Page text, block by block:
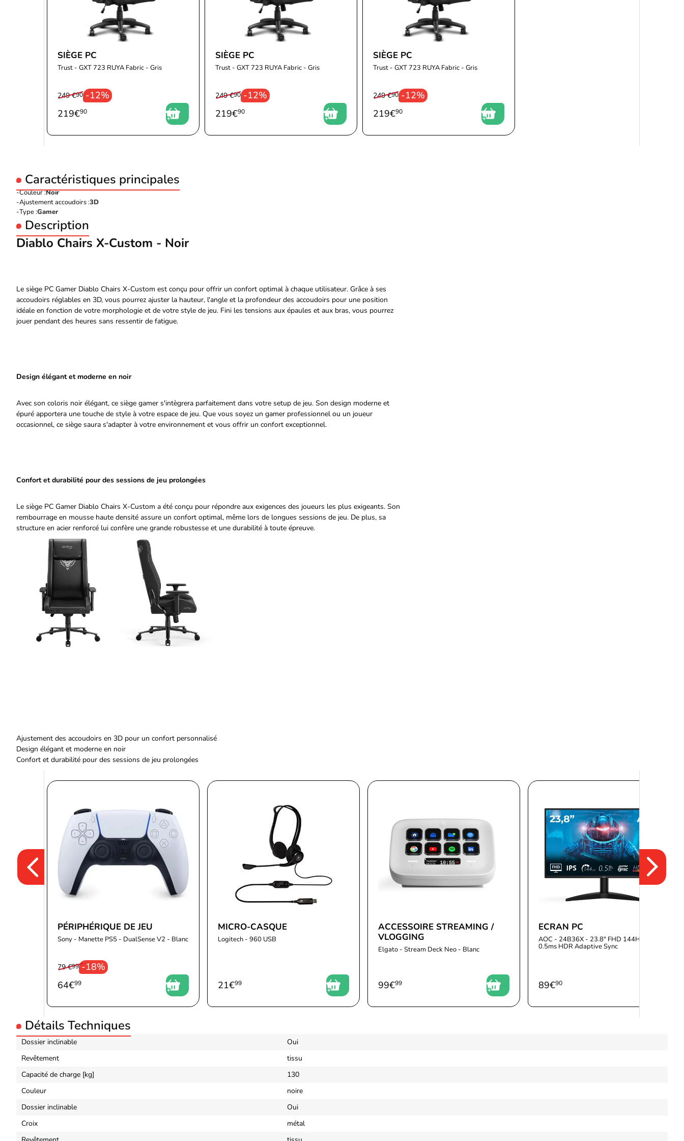
Description
Diablo Chairs X-Custom - Noir
Le siège PC Gamer Diablo Chairs X-Custom est conçu pour offrir un confort optimal à chaque utilisateur. Grâce à ses
accoudoirs réglables en 3D, vous pourrez ajuster la hauteur, l'angle et la profondeur des accoudoirs pour une position
idéale en fonction de votre morphologie et de votre style de jeu. Fini les tensions aux épaules et aux bras, vous pourrez
jouer pendant des heures sans ressentir de fatigue.
Design élégant et moderne en noir
Avec son coloris noir élégant, ce siège gamer s'intègrera parfaitement dans votre setup de jeu. Son design moderne et
épuré apportera une touche de style à votre espace de jeu. Que vous soyez un gamer professionnel ou un joueur
occasionnel, ce siège saura s'adapter à votre environnement et vous offrir un confort exceptionnel.
Confort et durabilité pour des sessions de jeu prolongées
Le siège PC Gamer Diablo Chairs X-Custom a été conçu pour répondre aux exigences des joueurs les plus exigeants. Son
rembourrage en mousse haute densité assure un confort optimal, même lors de longues sessions de jeu. De plus, sa
structure en acier renforcé lui confère une grande robustesse et une durabilité à toute épreuve.
Ajustement des accoudoirs en 3D pour un confort personnalisé
Design élégant et moderne en noir
Confort et durabilité pour des sessions de jeu prolongées
Caractéristiques principales
Couleur :Noir
Ajustement accoudoirs :3D
Type :Gamer
Détails Techniques
Dossier inclinable
Oui
Revêtement
tissu
Capacité de charge [kg]
130
Couleur
noire
Dossier inclinable
Oui
Croix
métal
SIÈGE PC
Trust - GXT 723 RUYA Fabric - Gris
-12%
249 €90
219€90
SIÈGE PC
Trust - GXT 723 RUYA Fabric - Gris
-12%
249 €90
219€90
SIÈGE PC
Trust - GXT 723 RUYA Fabric - Gris
-12%
249 €90
219€90
PÉRIPHÉRIQUE DE JEU
Sony - Manette PS5 - DualSense V2 - Blanc
-18%
79 €99
64€99
MICRO-CASQUE
Logitech - 960 USB
21€99
ACCESSOIRE STREAMING /
VLOGGING
Elgato - Stream Deck Neo - Blanc
99€99
ECRAN PC
AOC - 24B36X - 23.8" FHD 144Hz IPS
0.5ms HDR Adaptive Sync
89€90